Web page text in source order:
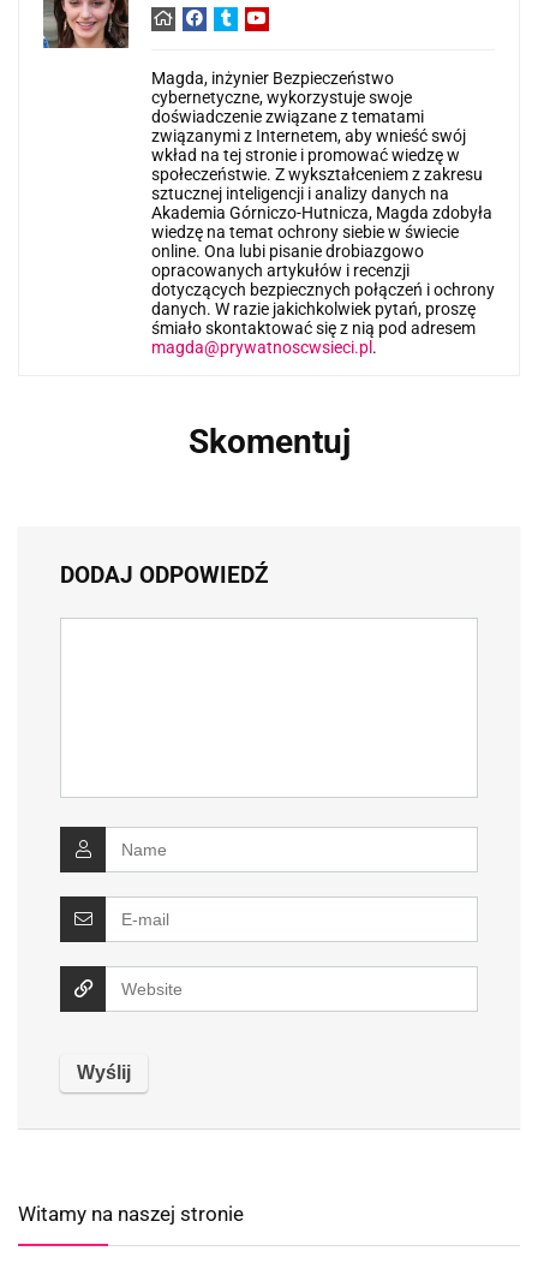
Magda, inżynier Bezpieczeństwo
cybernetyczne, wykorzystuje swoje
doświadczenie związane z tematami
związanymi z Internetem, aby wnieść swój
wkład na tej stronie i promować wiedzę w
społeczeństwie. Z wykształceniem z zakresu
sztucznej inteligencji i analizy danych na
Akademia Górniczo-Hutnicza, Magda zdobyła
wiedzę na temat ochrony siebie w świecie
online. Ona lubi pisanie drobiazgowo
opracowanych artykułów i recenzji
dotyczących bezpiecznych połączeń i ochrony
danych. W razie jakichkolwiek pytań, proszę
śmiało skontaktować się z nią pod adresem
magda@prywatnoscwsieci.pl .
Skomentuj
DODAJ ODPOWIEDŹ
Witamy na naszej stronie